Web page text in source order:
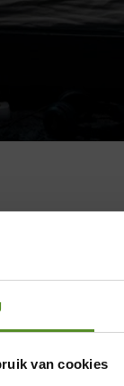
van cookies